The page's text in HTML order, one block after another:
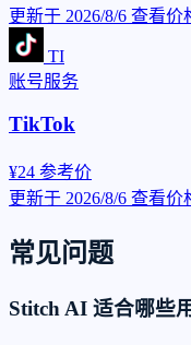
更新于 2026/8/6 查看价
TI
账号服务
TikTok
¥24 参考价
更新于 2026/8/6 查看价
常见问题
Stitch AI 适合哪些